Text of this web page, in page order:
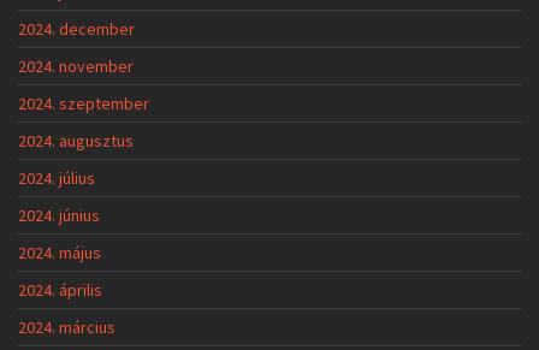
2024. december
2024. november
2024. szeptember
2024. augusztus
2024. július
2024. június
2024. május
2024. április
2024. március